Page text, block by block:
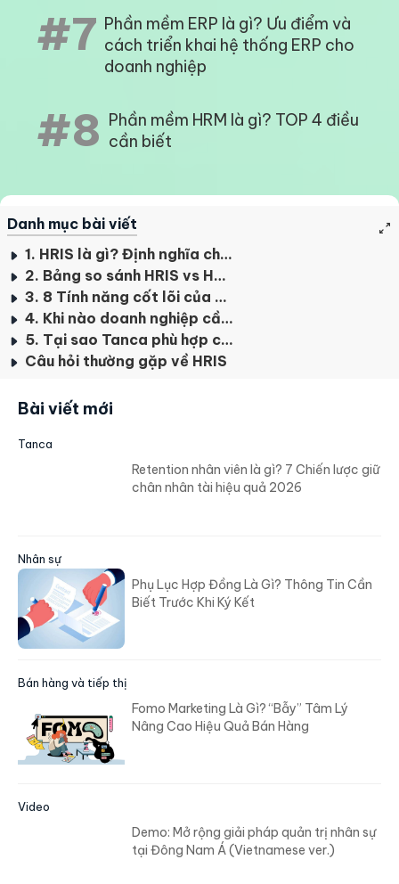
#7 Phần mềm ERP là gì? Ưu điểm và
cách triển khai hệ thống ERP cho
doanh nghiệp
#8 Phần mềm HRM là gì? TOP 4 điều
cần biết
Danh mục bài viết
1. HRIS là gì? Định nghĩa chính xác
2. Bảng so sánh HRIS vs HRM vs HRMS vs HCM
3. 8 Tính năng cốt lõi của HRIS hiện đại
4. Khi nào doanh nghiệp cần HRIS?
5. Tại sao Tanca phù hợp cho SME Việt Nam?
Câu hỏi thường gặp về HRIS
Bài viết mới
Tanca
Retention nhân viên là gì? 7 Chiến lược giữ
chân nhân tài hiệu quả 2026
Nhân sự
Phụ Lục Hợp Đồng Là Gì? Thông Tin Cần
Biết Trước Khi Ký Kết
Bán hàng và tiếp thị
Fomo Marketing Là Gì? “Bẫy” Tâm Lý
Nâng Cao Hiệu Quả Bán Hàng
Video
Demo: Mở rộng giải pháp quản trị nhân sự
tại Đông Nam Á (Vietnamese ver.)